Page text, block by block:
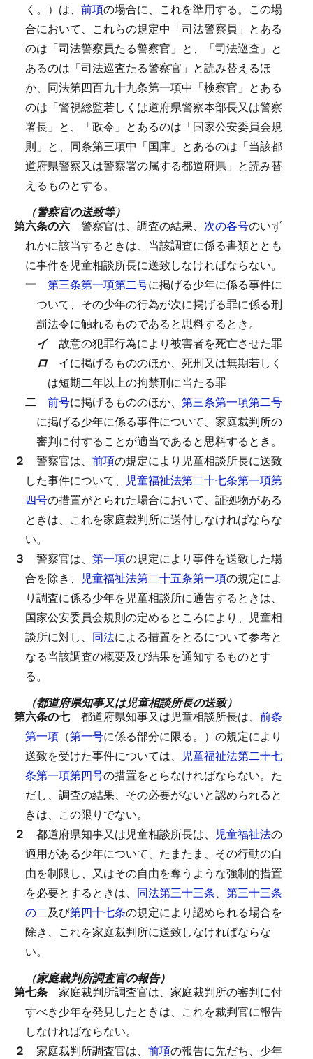
く。）は、 前項の場合に、これを準用する。 この場
合において、これらの規定中「司法警察員」とある
のは「司法警察員たる警察官」と、「司法巡査」と
あるのは「司法巡査たる警察官」と読み替えるほ
か、同法第四百九十九条第一項中「検察官」とある
のは「警視総監若しくは道府県警察本部長又は警察
署長」と、「政令」とあるのは「国家公安委員会規
則」と、同条第三項中「国庫」とあるのは「当該都
道府県警察又は警察署の属する都道府県」と読み替
えるものとする。
（警察官の送致等）
第六条の六 警察官は、調査の結果、 次の各号のいず
れかに該当するときは、当該調査に係る書類ととも
に事件を児童相談所長に送致しなければならない。
一 第三条第一項第二号に掲げる少年に係る事件に
ついて、その少年の行為が次に掲げる罪に係る刑
罰法令に触れるものであると思料するとき。
イ 故意の犯罪行為により被害者を死亡させた罪
ロ イに掲げるもののほか、死刑又は無期若しく
は短期二年以上の拘禁刑に当たる罪
二 前号に掲げるもののほか、 第三条第一項第二号
に掲げる少年に係る事件について、家庭裁判所の
審判に付することが適当であると思料するとき。
２ 警察官は、 前項の規定により児童相談所長に送致
した事件について、
児童福祉法第二十七条第一項第
四号の措置がとられた場合において、証拠物がある
ときは、これを家庭裁判所に送付しなければならな
い。
３ 警察官は、 第一項の規定により事件を送致した場
合を除き、
児童福祉法第二十五条第一項の規定によ
り調査に係る少年を児童相談所に通告するときは、
国家公安委員会規則の定めるところにより、児童相
談所に対し、 同法による措置をとるについて参考と
なる当該調査の概要及び結果を通知するものとす
る。
（都道府県知事又は児童相談所長の送致）
第六条の七 都道府県知事又は児童相談所長は、 前条
第一項 （第一号に係る部分に限る。）の規定により
送致を受けた事件については、
児童福祉法第二十七
条第一項第四号の措置をとらなければならない。 た
だし、調査の結果、その必要がないと認められると
きは、この限りでない。
２ 都道府県知事又は児童相談所長は、 児童福祉法の
適用がある少年について、たまたま、その行動の自
由を制限し、又はその自由を奪うような強制的措置
を必要とするときは、 同法第三十三条、 第三十三条
の二及び第四十七条の規定により認められる場合を
除き、これを家庭裁判所に送致しなければならな
い。
（家庭裁判所調査官の報告）
第七条 家庭裁判所調査官は、家庭裁判所の審判に付
すべき少年を発見したときは、これを裁判官に報告
しなければならない。
２ 家庭裁判所調査官は、 前項の報告に先だち、少年